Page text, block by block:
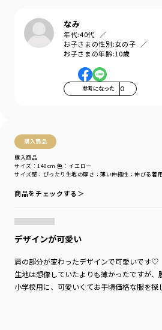
なみ
年代:40代
お子さまの性別:女の子
お子さまの年齢:10歳
参考になった 0
購入商品
購入商品
サイズ感 ：ぴったり 生地の厚さ ：薄い伸縮性 ：伸びる着
サイズ：140cm 色：イエロー
商品をチェックする＞
デザインが可愛い
肩の部分が変わったデザインで可愛いです♡
生地は想像していたよりも薄かったですが、
小学校用に、可愛いくてお手頃価格な服を